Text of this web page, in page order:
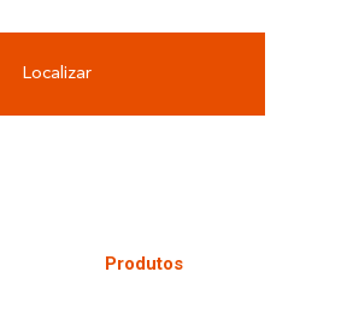
Localizar
Produtos